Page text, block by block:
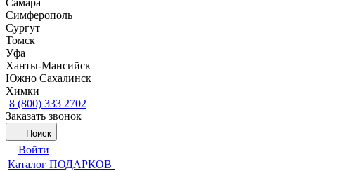
Симферополь
Сургут
Томск
Уфа
Ханты-Мансийск
Южно Сахалинск
Химки
8 (800) 333 2702
Заказать звонок
Поиск
Войти
Каталог ПОДАРКОВ